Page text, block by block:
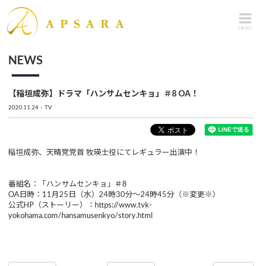
MENU
NEWS
【稲垣成弥】ドラマ「ハンサムセンキョ」＃8 OA！
2020.11.24 TV
稲垣成弥、天晴党党首 牧瑛士役にてレギュラー出演中！
番組名：「ハンサムセンキョ」＃8
OA日時：11月25日（水）24時30分～24時45分（※変更※）
公式HP（ストーリー）： https://www.tvk-
yokohama.com/hansamusenkyo/story.html